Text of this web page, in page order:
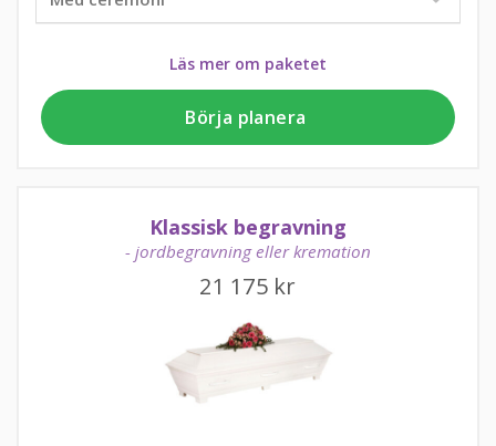
Läs mer om paketet
Börja planera
Klassisk begravning
- jordbegravning eller kremation
21 175 kr